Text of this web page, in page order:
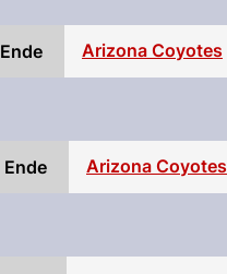
Ende Arizona Coyotes
Ende Arizona Coyotes